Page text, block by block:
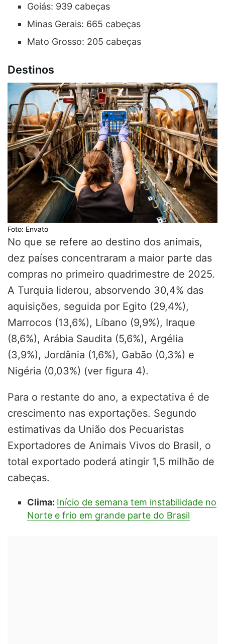
Goiás: 939 cabeças
Minas Gerais: 665 cabeças
Mato Grosso: 205 cabeças
Destinos
Foto: Envato
No que se refere ao destino dos animais,
dez países concentraram a maior parte das
compras no primeiro quadrimestre de 2025.
A Turquia liderou, absorvendo 30,4% das
aquisições, seguida por Egito (29,4%),
Marrocos (13,6%), Líbano (9,9%), Iraque
(8,6%), Arábia Saudita (5,6%), Argélia
(3,9%), Jordânia (1,6%), Gabão (0,3%) e
Nigéria (0,03%) (ver figura 4).
Para o restante do ano, a expectativa é de
crescimento nas exportações. Segundo
estimativas da União dos Pecuaristas
Exportadores de Animais Vivos do Brasil, o
total exportado poderá atingir 1,5 milhão de
cabeças.
Clima: Início de semana tem instabilidade no
Norte e frio em grande parte do Brasil